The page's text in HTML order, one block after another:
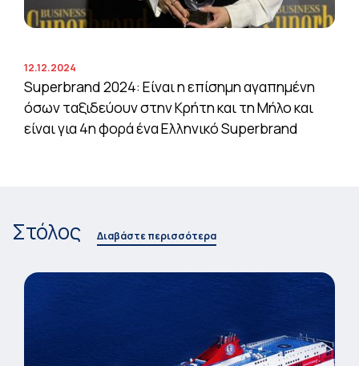
12.12.2024
Superbrand 2024: Είναι η επίσημη αγαπημένη
όσων ταξιδεύουν στην Κρήτη και τη Μήλο και
είναι για 4η φορά ένα Ελληνικό Superbrand
Στόλος Διαβάστε περισσότερα